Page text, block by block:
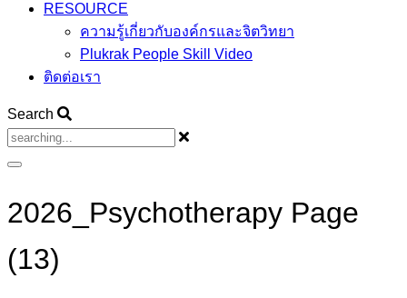
RESOURCE
ความรู้เกี่ยวกับองค์กรและจิตวิทยา
Plukrak People Skill Video
ติดต่อเรา
Search
2026_Psychotherapy Page
(13)